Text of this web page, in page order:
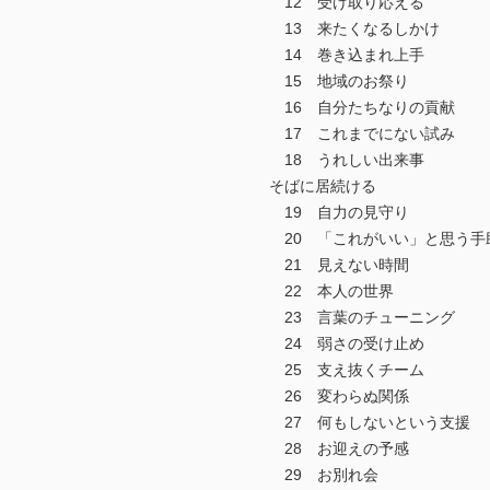
13 来たくなるしかけ
14 巻き込まれ上手
15 地域のお祭り
16 自分たちなりの貢献
17 これまでにない試み
18 うれしい出来事
そばに居続ける
19 自力の見守り
20 「これがいい」と思う手
21 見えない時間
22 本人の世界
23 言葉のチューニング
24 弱さの受け止め
25 支え抜くチーム
26 変わらぬ関係
27 何もしないという支援
28 お迎えの予感
29 お別れ会